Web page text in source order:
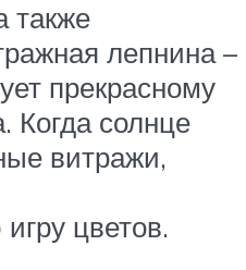
также
лепнина –
прекрасному
Когда солнце
витражи,
цветов.